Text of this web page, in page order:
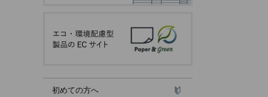
初めての方へ